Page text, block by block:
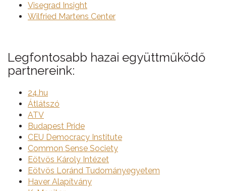
Visegrad Insight
Wilfried Martens Center
Legfontosabb hazai együttműködő
partnereink:
24.hu
Átlátszó
ATV
Budapest Pride
CEU Democracy Institute
Common Sense Society
Eötvös Károly Intézet
Eötvös Loránd Tudományegyetem
Haver Alapítvány